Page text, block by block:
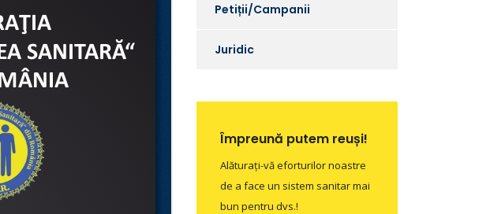
Petiții/Campanii
Juridic
Împreună putem reuși!
Alăturați-vă eforturilor noastre
de a face un sistem sanitar mai
bun pentru dvs.!